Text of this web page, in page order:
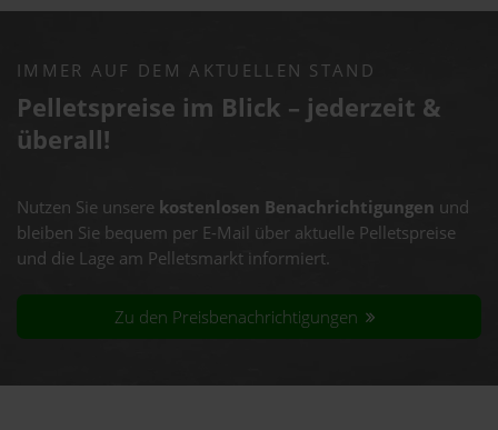
IMMER AUF DEM AKTUELLEN STAND
Pelletspreise im Blick – jederzeit &
überall!
Nutzen Sie unsere kostenlosen Benachrichtigungen und
bleiben Sie bequem per E-Mail über aktuelle Pelletspreise
und die Lage am Pelletsmarkt informiert.
Zu den Preisbenachrichtigungen